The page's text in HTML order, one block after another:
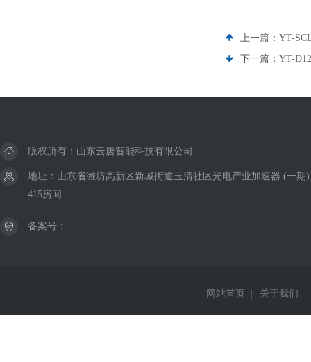
上一篇： YT-
下一篇： YT-
版权所有：山东云唐智能科技有限公司
地址：山东省潍坊高新区新城街道玉清社区光电产业加速器 (一期
415房间
备案号：
网站首页 关于我们